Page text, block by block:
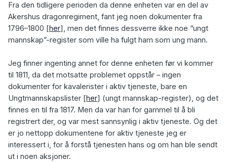
Fra den tidligere perioden da denne enheten var en del av
Akershus dragonregiment, fant jeg noen dokumenter fra
1796–1800 [her] , men det finnes dessverre ikke noe “ungt
mannskap”-register som ville ha fulgt ham som ung mann.
Jeg finner ingenting annet for denne enheten før vi kommer
til 1811, da det motsatte problemet oppstår – ingen
dokumenter for kavalerister i aktiv tjeneste, bare en
Ungtmannskapslister [her] (ungt mannskap-register), og det
finnes en til fra 1817. Men da var han for gammel til å bli
registrert der, og var mest sannsynlig i aktiv tjeneste. Og det
er jo nettopp dokumentene for aktiv tjeneste jeg er
interessert i, for å forstå tjenesten hans og om han ble sendt
ut i noen aksjoner.